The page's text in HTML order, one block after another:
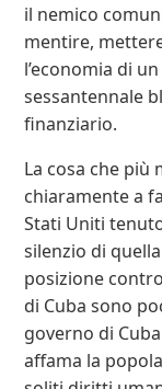
il nemico
mentire,
l’economia di
sessantennale
finanziario.
La cosa che più
chiaramente a
Stati Uniti
silenzio di
posizione
di Cuba sono
governo di
affama la